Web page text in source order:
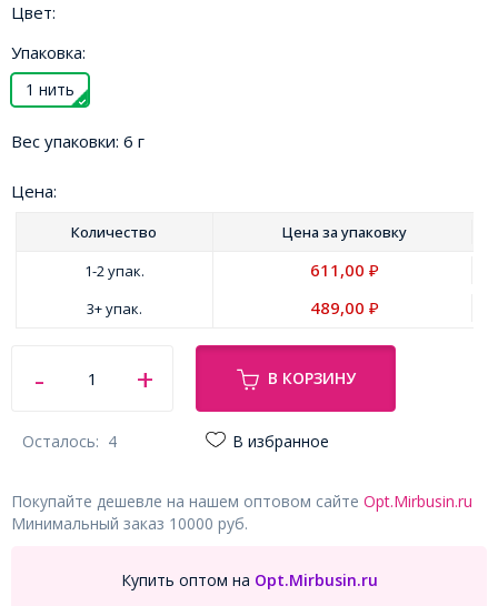
Цвет:
Упаковка:
1 нить
Вес упаковки: 6 г
Цена:
Количество Цена за упаковку
1-2 упак.
611,00 ₽
3+ упак. 489,00 ₽
В КОРЗИНУ
Осталось: 4 В избранное
Покупайте дешевле на нашем оптовом сайте Opt.Mirbusin.ru
Минимальный заказ 10000 руб.
Купить оптом на Opt.Mirbusin.ru